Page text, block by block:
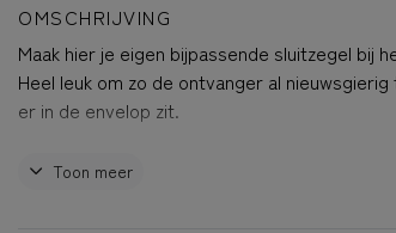
OMSCHRIJVING
Maak hier je eigen bijpassende sluitzegel bij
Heel leuk om zo de ontvanger al
er in de envelop zit.
Dit product is onderdeel van de
Toon meer